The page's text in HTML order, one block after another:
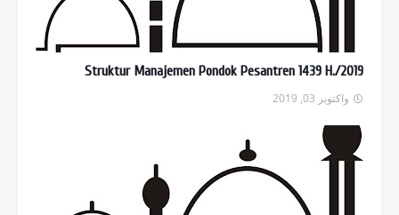
Struktur Manajemen Pondok Pesantren 1439 H./2019
واكتوبر 03, 2019